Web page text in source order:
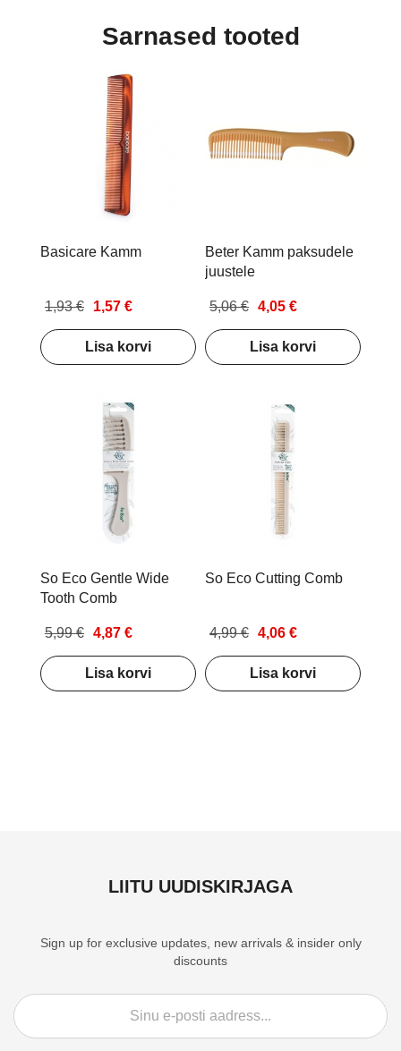
Sarnased tooted
Basicare Kamm
1,93 € 1,57 €
Lisa korvi
Beter Kamm paksudele
juustele
5,06 € 4,05 €
Lisa korvi
So Eco Gentle Wide
Tooth Comb
5,99 € 4,87 €
Lisa korvi
So Eco Cutting Comb
4,99 € 4,06 €
Lisa korvi
LIITU UUDISKIRJAGA
Sign up for exclusive updates, new arrivals & insider only
discounts